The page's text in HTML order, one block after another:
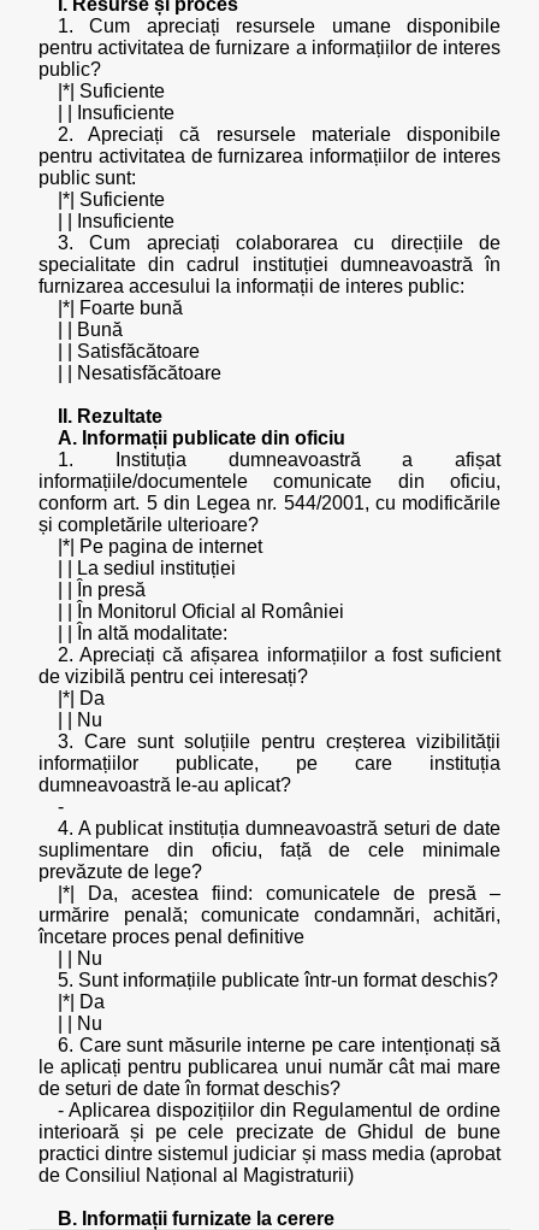
I. Resurse și proces
1. Cum apreciați resursele umane disponibile
pentru activitatea de furnizare a informațiilor de interes
public?
|*| Suficiente
| | Insuficiente
2. Apreciați că resursele materiale disponibile
pentru activitatea de furnizarea informațiilor de interes
public sunt:
|*| Suficiente
| | Insuficiente
3. Cum apreciați colaborarea cu direcțiile de
specialitate din cadrul instituției dumneavoastră în
furnizarea accesului la informații de interes public:
|*| Foarte bună
| | Bună
| | Satisfăcătoare
| | Nesatisfăcătoare
II. Rezultate
A. Informații publicate din oficiu
1. Instituția dumneavoastră a afișat
informațiile/documentele comunicate din oficiu,
conform art. 5 din Legea nr. 544/2001, cu modificările
și completările ulterioare?
|*| Pe pagina de internet
| | La sediul instituției
| | În presă
| | În Monitorul Oficial al României
| | În altă modalitate:
2. Apreciați că afișarea informațiilor a fost suficient
de vizibilă pentru cei interesați?
|*| Da
| | Nu
3. Care sunt soluțiile pentru creșterea vizibilității
informațiilor publicate, pe care instituția
dumneavoastră le-au aplicat?
-
4. A publicat instituția dumneavoastră seturi de date
suplimentare din oficiu, față de cele minimale
prevăzute de lege?
|*| Da, acestea fiind: comunicatele de presă –
urmărire penală; comunicate condamnări, achitări,
încetare proces penal definitive
| | Nu
5. Sunt informațiile publicate într-un format deschis?
|*| Da
| | Nu
6. Care sunt măsurile interne pe care intenționați să
le aplicați pentru publicarea unui număr cât mai mare
de seturi de date în format deschis?
- Aplicarea dispozițiilor din Regulamentul de ordine
interioară și pe cele precizate de Ghidul de bune
practici dintre sistemul judiciar și mass media (aprobat
de Consiliul Național al Magistraturii)
B. Informații furnizate la cerere